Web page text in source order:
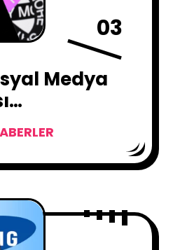
03
Medya